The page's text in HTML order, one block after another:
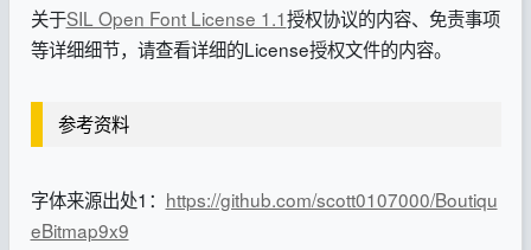
关于SIL Open Font License 1.1授权协议的内容、免责事项
等详细细节，请查看详细的License授权文件的内容。
参考资料
字体来源出处1： https://github.com/scott0107000/Boutiqu
eBitmap9x9